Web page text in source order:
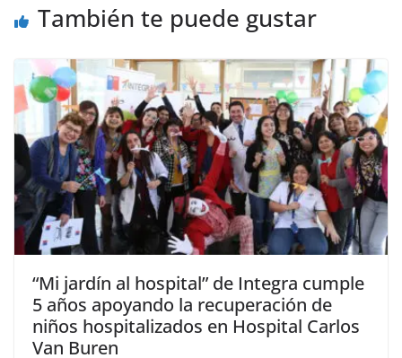
También te puede gustar
“Mi jardín al hospital” de Integra cumple
5 años apoyando la recuperación de
niños hospitalizados en Hospital Carlos
Van Buren